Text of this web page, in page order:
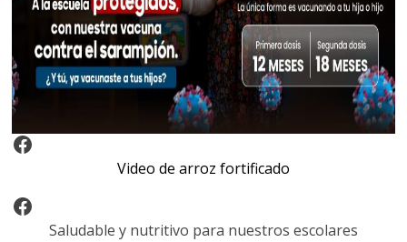
Video Arroz Fortificado
Video de arroz fortificado
Facebook
Saludable y nutritivo para nuestros escolares